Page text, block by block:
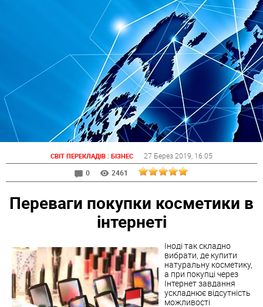
СВІТ ПЕРЕКЛАДІВ : БІЗНЕС 27 Берез 2019 , 16:05
0
2461
Переваги покупки косметики в
інтернеті
Іноді так складно
вибрати, де купити
натуральну косметику,
а при покупці через
Інтернет завдання
ускладнює відсутність
можливості